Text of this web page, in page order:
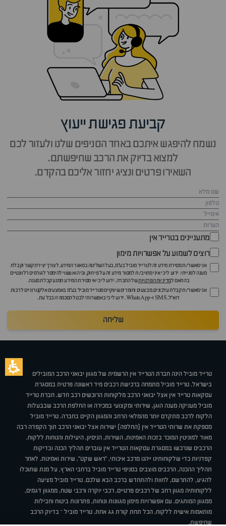
קביעת פגישת ייעוץ
נשמח להיפגש איתכם באחד הסניפים שלנו ולעזור לכם
למצוא בדיוק את הרכב שחיפשתם.
השאירו פרטים ונציג יחזור אליכם בהקדם.
מתעניינים בטרייד אין
רוצים לשמוע על אפשרויות מימון
אני מאשר/ת מסירת מידע זה לטרייד מוביל בע"מ, בעל השליטה במאגר המידע, לצורך יצירת קשר וקבלת
מענה לפנייתי. ידוע לי כי איני מחויב/ת למסור מידע זה על פי חוק, וכי הוא עשוי להימסר לגורמים רלוונטיים
בהתאם למדיניות הפרטיותשל החברה. ידוע לי כי אי מסירת המידע תמנע קבלת מענה.
אני מאשר/ת קבלת עדכונים, מבצעים וחומרים שיווקיים מטרייד מוביל בע"מ באמצעים אלקטרוניים לרבות
דוא״ל, SMS ו-WhatsApp. ידוע לי כי באפשרותי לבטל הסכמה זו בכל עת.
שליחה
טרייד מוביל הינה חברת הטרייד אין הרשמית של מגוון יבואני הרכב המובילים
בישראל. טרייד מוביל מתמחה ברכישת רכבים מיד ראשונה פרטית במסגרת
עסקאות טרייד אין אצל יבואני הרכב מלקוחות הרוכשים רכב חדש. חברת טרייד
מוביל מעניקה מענה הוגן, שירותי ומקצועי במכירה או החלפת הרכב שבבעלות
הלקוח לרכב מתקדם יותר מהמלאי הרחב והמגוון הקיים בחברה. טרייד מוביל
מספקת את שרותי הטרייד אין (החלפה) ישירות אצל יבואני הרכב תוך הקפדה רבה
מאוד למוניטין המוכר בזכות האמינות, השירות, הניסיון, היעילות והנוחות ללקוח.
הרכבים שנרכשו במסגרת עסקאות הטרייד אין עוברים תהליך הכנה ובדיקות
קפדניות כדי שלקוחותינו ייהנו מרכב איכותי, "ראש שקט", שירות ואמינות. לאחר
תהליך ההכנה, הרכבים מוצבים בסניפי טרייד מוביל ברחבי הארץ, על מנת שתוכלו
להגיע, להתרשם, לחוות ולהתחדש ברכב הבא שלכם. טרייד מוביל מציעה
ללקוחותיה מגוון רחב של רכבים פרטיים, רכבי יוקרה ורכבי שטח, ממגוון דגמים,
ממגוון המותגים, עם אפשרויות מימון מגוונות ונוחות, פתרונות ביטוח וחבילות
מותאמות אישית ללקוח, הכל תחת קורת גג אחת. טרייד מוביל – בדיוק הרכב
שחיפשת.